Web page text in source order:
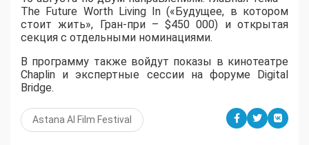
The Future Worth Living In («Будущее, в котором
стоит жить», Гран-при – $450 000) и открытая
секция с отдельными номинациями.
В программу также войдут показы в кинотеатре
Chaplin и экспертные сессии на форуме Digital
Bridge.
Astana AI Film Festival